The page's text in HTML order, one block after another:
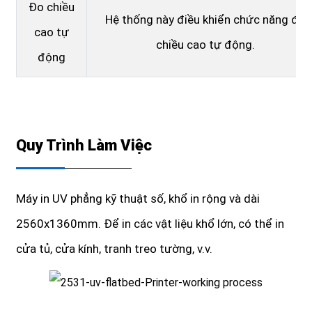
Đo chiều
cao tự
động
Hệ thống này điều khiển chức năng đo
chiều cao tự động.
Quy Trình Làm Việc
Máy in UV phẳng kỹ thuật số, khổ in rộng và dài
2560x1360mm. Để in các vật liệu khổ lớn, có thể in
cửa tủ, cửa kính, tranh treo tường, v.v.